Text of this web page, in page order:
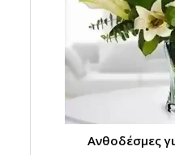
Ανθοδέσμες